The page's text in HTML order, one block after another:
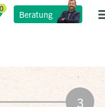
Beratung